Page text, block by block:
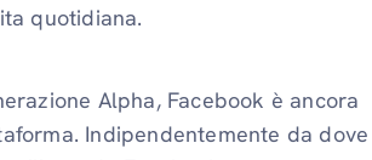
quotidiana.
Alpha, Facebook è ancora
Indipendentemente da dove